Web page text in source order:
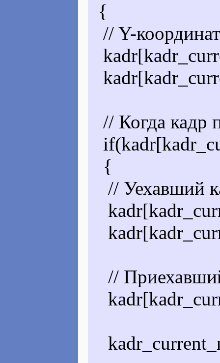
{
// Y-
// Когда кадр
{
// Уехавший
//